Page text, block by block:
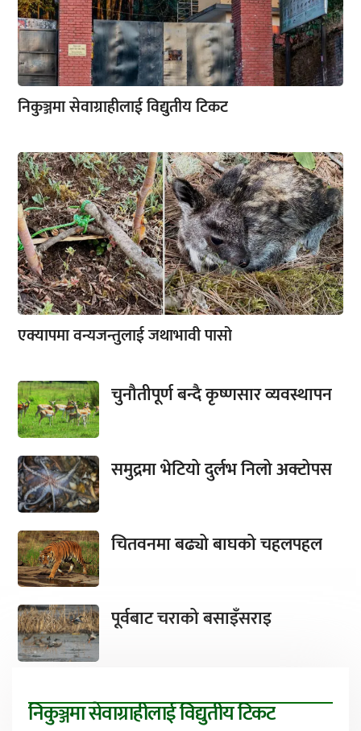
निकुञ्जमा सेवाग्राहीलाई विद्युतीय टिकट
एक्यापमा वन्यजन्तुलाई जथाभावी पासो
चुनौतीपूर्ण बन्दै कृष्णसार व्यवस्थापन
समुद्रमा भेटियो दुर्लभ निलो अक्टोपस
चितवनमा बढ्यो बाघको चहलपहल
पूर्वबाट चराको बसाइँसराइ
निकुञ्जमा सेवाग्राहीलाई विद्युतीय टिकट